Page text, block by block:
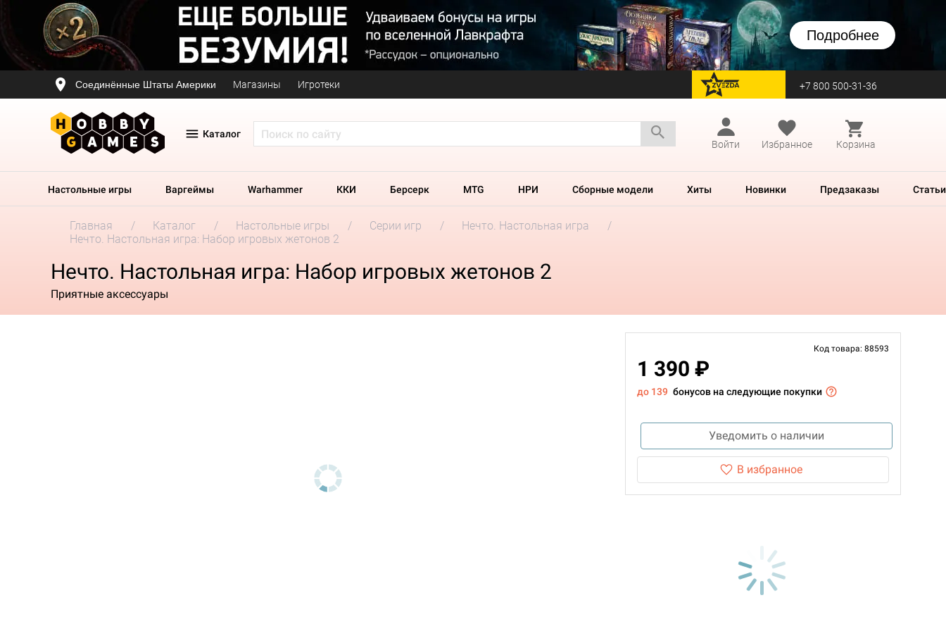
Подробнее
Соединённые Штаты Америки Магазины Игротеки перейти на Zvezda +7 800 500-31-36
Каталог
Войти
Избранное Корзина
Настольные игры Варгеймы Warhammer ККИ Берсерк MTG НРИ Сборные модели Хиты Новинки Предзаказы Статьи
Главная Каталог Настольные игры Серии игр
Нечто. Настольная игра
Нечто. Настольная игра: Набор игровых жетонов 2
Нечто. Настольная игра: Набор игровых жетонов 2
Приятные аксессуары
Код товара: 88593
1 390 ₽
до 139 бонусов на следующие покупки
Уведомить о наличии
В избранное